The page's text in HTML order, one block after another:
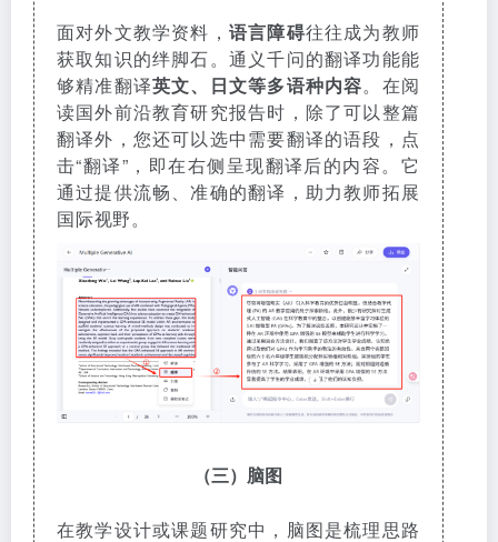
面对外文教学资料， 语言障碍往往成为教师
获取知识的绊脚石。通义千问的翻译功能能
够精准翻译英文、日文等多语种内容。在阅
读国外前沿教育研究报告时，除了可以整篇
翻译外，您还可以选中需要翻译的语段，点
击“翻译”，即在右侧呈现翻译后的内容。它
通过提供流畅、准确的翻译，助力教师拓展
国际视野。
（三）脑图
在教学设计或课题研究中，脑图是梳理思路